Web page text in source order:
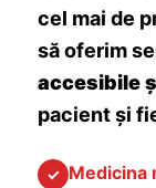
cel mai de
să oferim
accesibile
pacient și
✓ Medicina